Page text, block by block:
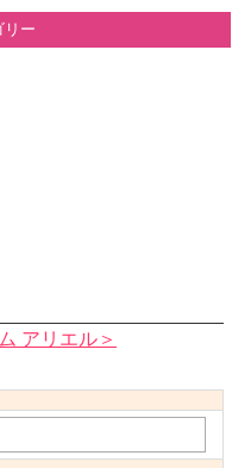
リー
アリエル＞
ニキャラクター
レット
ピングインフォメーション
・送料